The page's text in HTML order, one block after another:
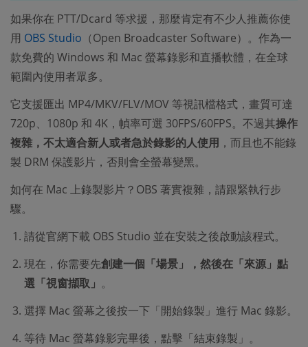
如果你在 PTT/Dcard 等求援，那麼肯定有不少人推薦你使
用 OBS Studio （Open Broadcaster Software）。作為一
款免費的 Windows 和 Mac 螢幕錄影和直播軟體，在全球
範圍內使用者眾多。
它支援匯出 MP4/MKV/FLV/MOV 等視訊檔格式，畫質可達
720p、1080p 和 4K，幀率可選 30FPS/60FPS。不過其操作
複雜，不太適合新人或者急於錄影的人使用 ，而且也不能錄
製 DRM 保護影片，否則會全螢幕變黑。
如何在 Mac 上錄製影片？OBS 著實複雜，請跟緊執行步
驟。
請從官網下載 OBS Studio 並在安裝之後啟動該程式。
現在，你需要先創建一個「場景」，然後在「來源」點
選「視窗擷取」 。
選擇 Mac 螢幕之後按一下「開始錄製」進行 Mac 錄影。
等待 Mac 螢幕錄影完畢後，點擊「結束錄製」。